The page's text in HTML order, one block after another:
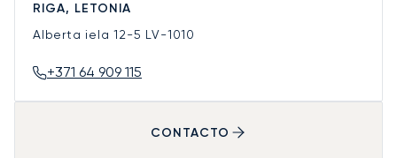
RIGA, LETONIA
Alberta iela 12-5 LV-1010
+371 64 909 115
CONTACTO